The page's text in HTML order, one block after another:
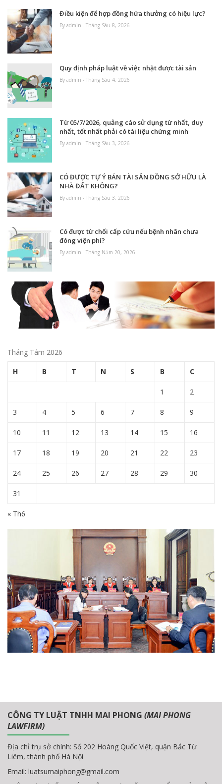
Điều kiện để hợp đồng hứa thưởng có hiệu lực?
By admin - Tháng Sáu 8, 2026
Quy định pháp luật về việc nhặt được tài sản
By admin - Tháng Sáu 4, 2026
Từ 05/7/2026, quảng cáo sử dụng từ nhất, duy
nhất, tốt nhất phải có tài liệu chứng minh
By admin - Tháng Sáu 3, 2026
CÓ ĐƯỢC TỰ Ý BÁN TÀI SẢN ĐỒNG SỞ HỮU LÀ
NHÀ ĐẤT KHÔNG?
By admin - Tháng Sáu 3, 2026
Có được từ chối cấp cứu nếu bệnh nhân chưa
đóng viện phí?
By admin - Tháng Năm 20, 2026
Tháng Tám 2026
H B T N S B C
1 2
3 4 5 6 7 8 9
10 11 12 13 14 15 16
17 18 19 20 21 22 23
24 25 26 27 28 29 30
31
« Th6
CÔNG TY LUẬT TNHH MAI PHONG (MAI PHONG
LAWFIRM)
Địa chỉ trụ sở chính: Số 202 Hoàng Quốc Việt, quận Bắc Từ
Liêm, thành phố Hà Nội
Email: luatsumaiphong@gmail.com